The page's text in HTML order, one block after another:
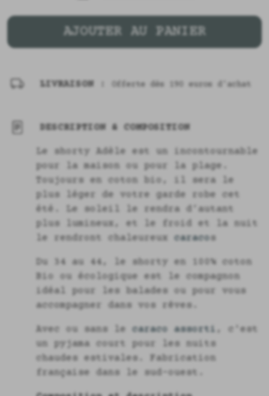
AJOUTER AU PANIER
LIVRAISON : Offerte dès 190 euros d'achat
DESCRIPTION & COMPOSITION
Le shorty Adèle est un incontournable
pour la maison ou pour la plage.
Toujours en coton bio, il sera le
plus léger de votre garde robe cet
été. Le soleil le rendra d’autant
plus lumineux, et le froid et la nuit
le rendront chaleureux caracos
Du 34 au 44, le shorty en 100% coton
Bio ou écologique est le compagnon
idéal pour les balades ou pour vous
accompagner dans vos rêves.
Avec ou sans le caraco assorti , c'est
un pyjama court pour les nuits
chaudes estivales. Fabrication
française dans le sud-ouest.